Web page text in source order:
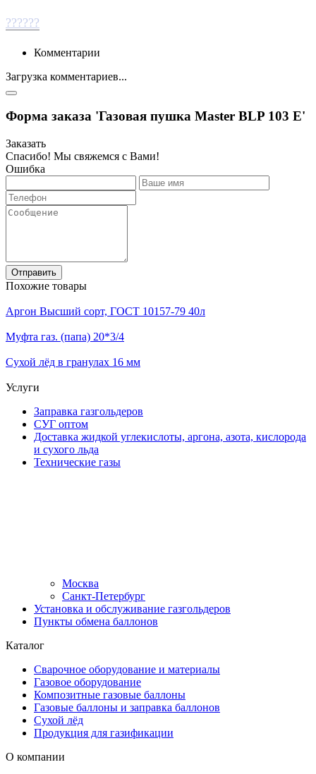
??????
Комментарии
Загрузка комментариев...
Форма заказа 'Газовая пушка Master BLP 103 E'
Заказать
Спасибо! Мы свяжемся с Вами!
Ошибка
Отправить
Похожие товары
Аргон Высший сорт, ГОСТ 10157-79 40л
Муфта газ. (папа) 20*3/4
Сухой лёд в гранулах 16 мм
Услуги
Заправка газгольдеров
СУГ оптом
Доставка жидкой углекислоты, аргона, азота, кислорода
и сухого льда
Технические газы
Москва
Санкт-Петербург
Установка и обслуживание газгольдеров
Пункты обмена баллонов
Каталог
Сварочное оборудование и материалы
Газовое оборудование
Композитные газовые баллоны
Газовые баллоны и заправка баллонов
Сухой лёд
Продукция для газификации
О компании